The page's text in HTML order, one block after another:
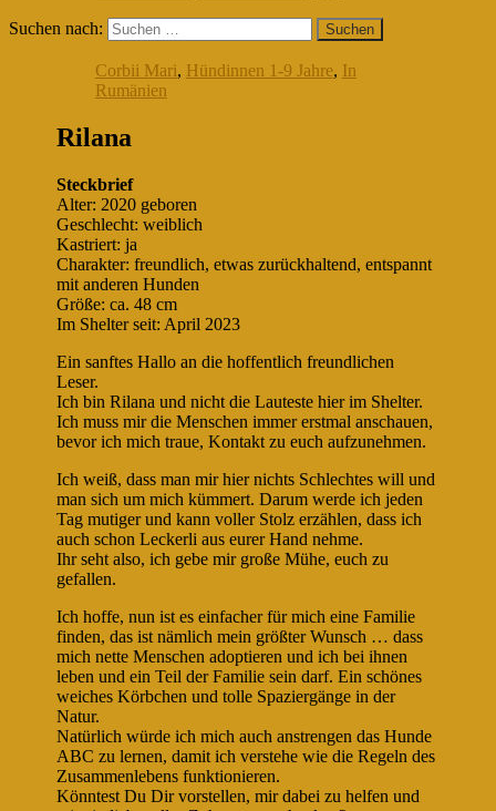
Suchen nach:
Corbii Mari, Hündinnen 1-9 Jahre, In
Rumänien
Rilana
Steckbrief
Alter: 2020 geboren
Geschlecht: weiblich
Kastriert: ja
Charakter: freundlich, etwas zurückhaltend, entspannt
mit anderen Hunden
Größe: ca. 48 cm
Im Shelter seit: April 2023
Ein sanftes Hallo an die hoffentlich freundlichen
Leser.
Ich bin Rilana und nicht die Lauteste hier im Shelter.
Ich muss mir die Menschen immer erstmal anschauen,
bevor ich mich traue, Kontakt zu euch aufzunehmen.
Ich weiß, dass man mir hier nichts Schlechtes will und
man sich um mich kümmert. Darum werde ich jeden
Tag mutiger und kann voller Stolz erzählen, dass ich
auch schon Leckerli aus eurer Hand nehme.
Ihr seht also, ich gebe mir große Mühe, euch zu
gefallen.
Ich hoffe, nun ist es einfacher für mich eine Familie
finden, das ist nämlich mein größter Wunsch … dass
mich nette Menschen adoptieren und ich bei ihnen
leben und ein Teil der Familie sein darf. Ein schönes
weiches Körbchen und tolle Spaziergänge in der
Natur.
Natürlich würde ich mich auch anstrengen das Hunde
ABC zu lernen, damit ich verstehe wie die Regeln des
Zusammenlebens funktionieren.
Könntest Du Dir vorstellen, mir dabei zu helfen und